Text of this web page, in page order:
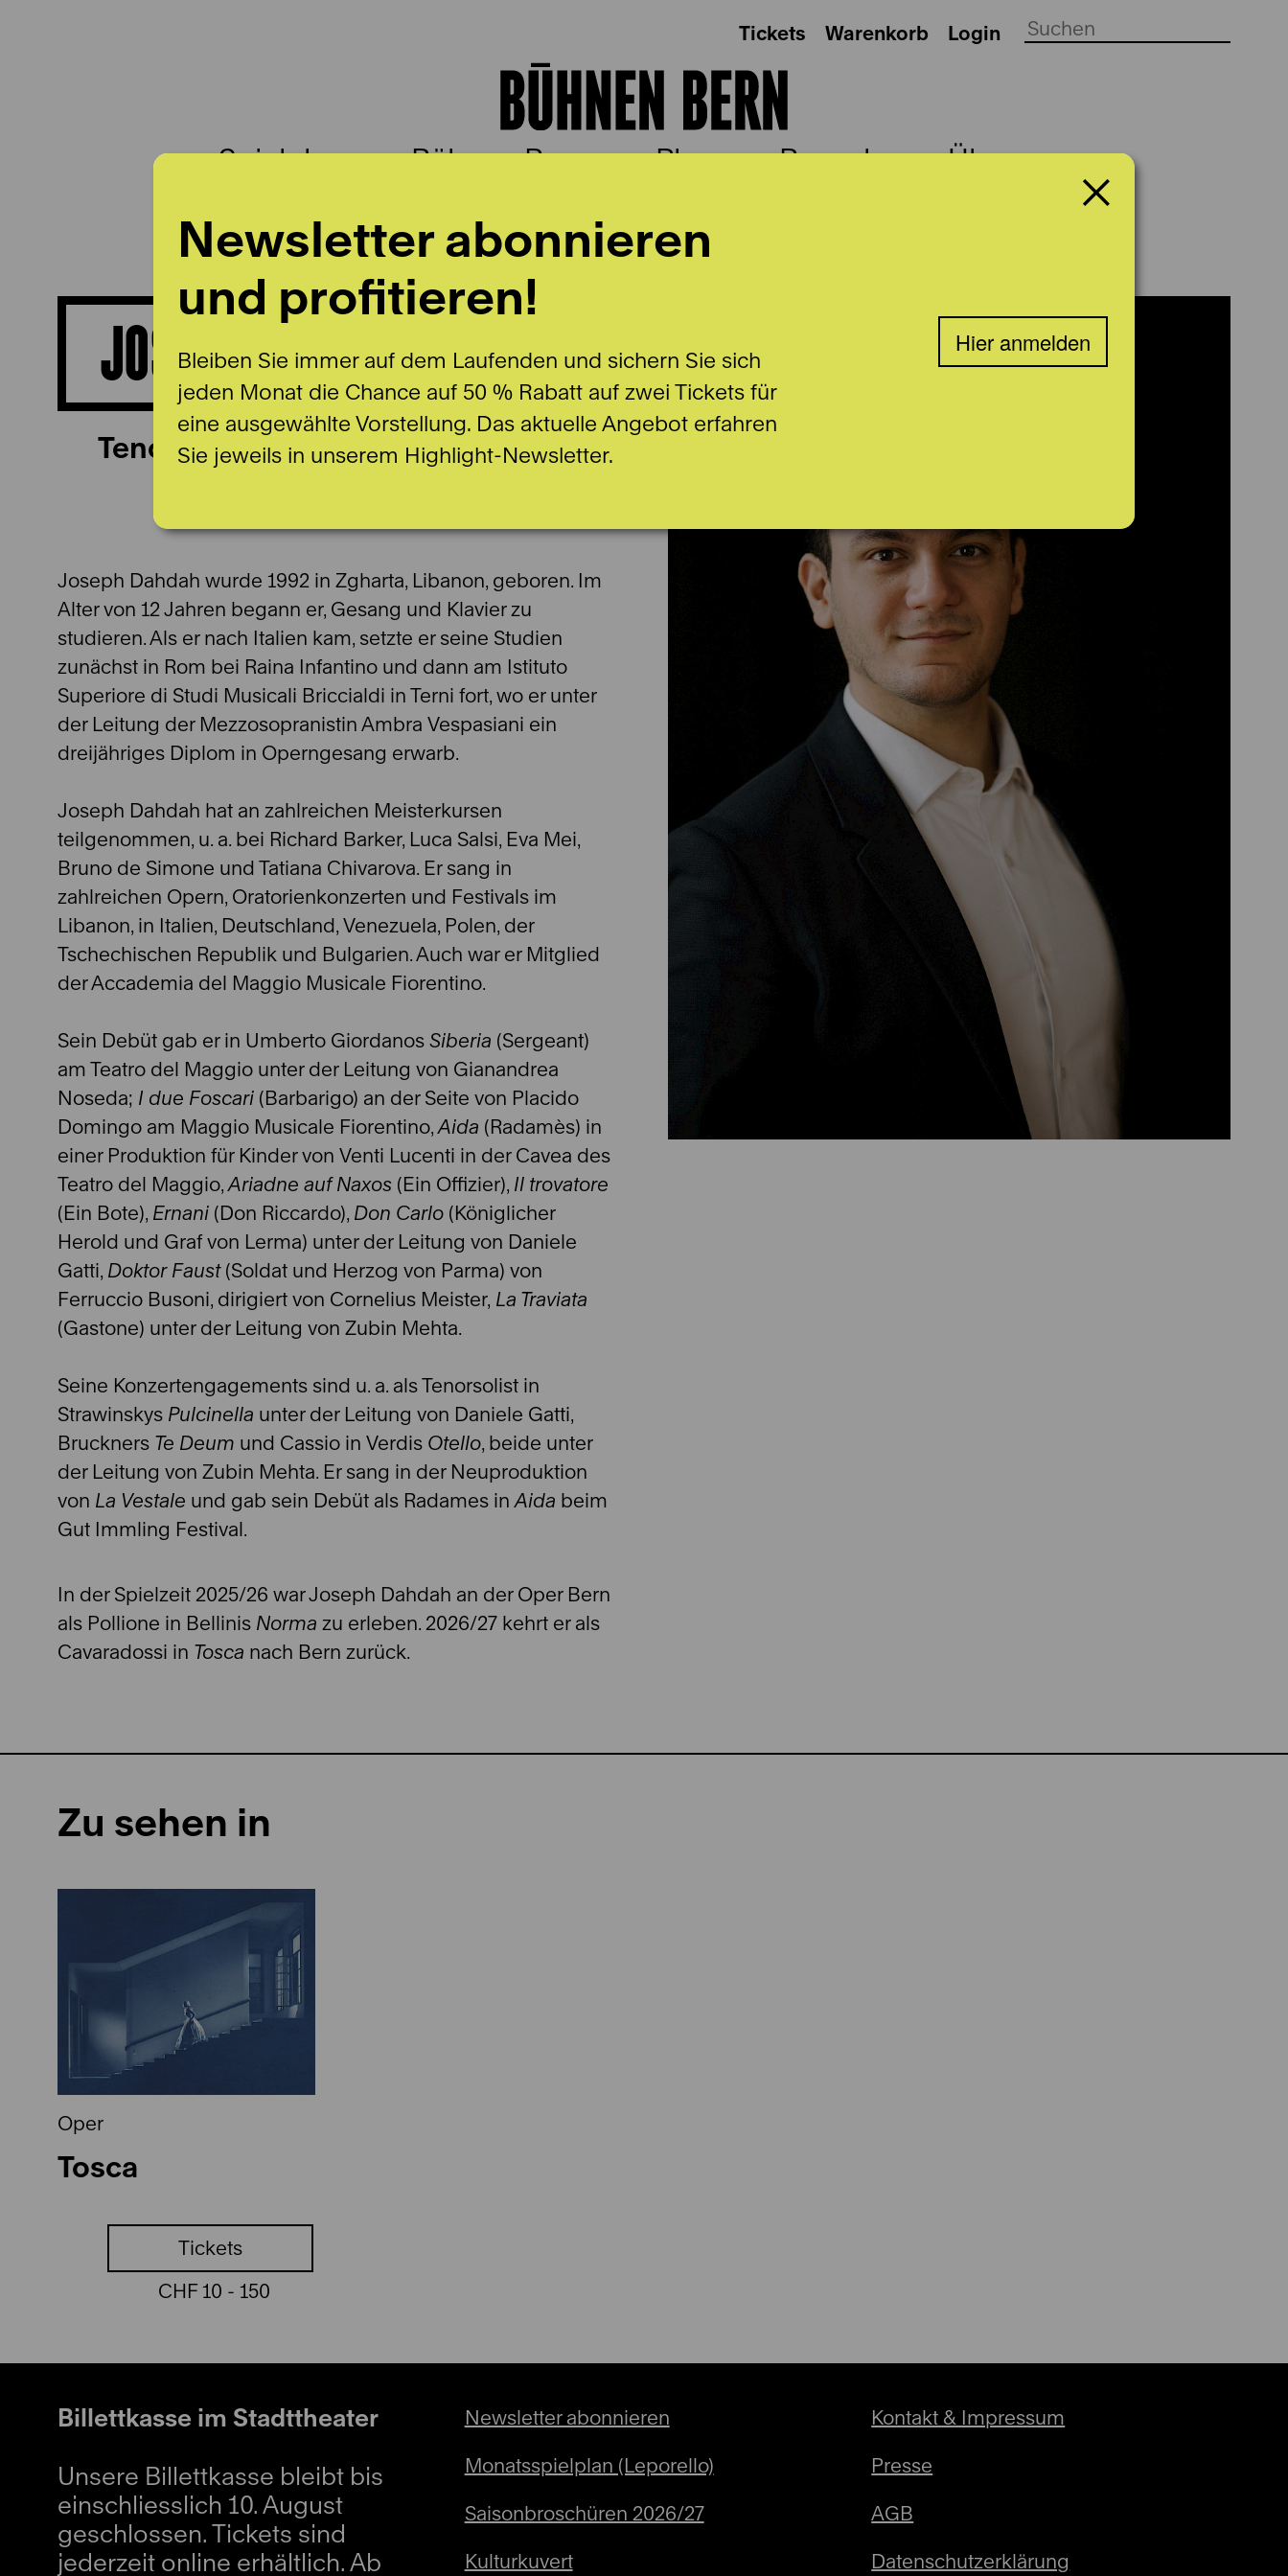
Tickets Warenkorb Login
Spielplan Bühnen Bern Plus Besuch Über uns
JOSEPH DAHDAH
Tenor
Joseph Dahdah wurde 1992 in Zgharta, Libanon, geboren. Im
Alter von 12 Jahren begann er, Gesang und Klavier zu
studieren. Als er nach Italien kam, setzte er seine Studien
zunächst in Rom bei Raina Infantino und dann am Istituto
Superiore di Studi Musicali Briccialdi in Terni fort, wo er unter
der Leitung der Mezzosopranistin Ambra Vespasiani ein
dreijähriges Diplom in Operngesang erwarb.
Joseph Dahdah hat an zahlreichen Meisterkursen
teilgenommen, u. a. bei Richard Barker, Luca Salsi, Eva Mei,
Bruno de Simone und Tatiana Chivarova. Er sang in
zahlreichen Opern, Oratorienkonzerten und Festivals im
Libanon, in Italien, Deutschland, Venezuela, Polen, der
Tschechischen Republik und Bulgarien. Auch war er Mitglied
der Accademia del Maggio Musicale Fiorentino.
Sein Debüt gab er in Umberto Giordanos Siberia (Sergeant)
am Teatro del Maggio unter der Leitung von Gianandrea
Noseda; I due Foscari (Barbarigo) an der Seite von Placido
Domingo am Maggio Musicale Fiorentino, Aida (Radamès) in
einer Produktion für Kinder von Venti Lucenti in der Cavea des
Teatro del Maggio, Ariadne auf Naxos (Ein Offizier), Il trovatore
(Ein Bote), Ernani (Don Riccardo), Don Carlo (Königlicher
Herold und Graf von Lerma) unter der Leitung von Daniele
Gatti, Doktor Faust(Soldat und Herzog von Parma) von
Ferruccio Busoni, dirigiert von Cornelius Meister, La Traviata
(Gastone) unter der Leitung von Zubin Mehta.
Seine Konzertengagements sind u. a. als Tenorsolist in
Strawinskys Pulcinella unter der Leitung von Daniele Gatti,
Bruckners Te Deum und Cassio in Verdis Otello, beide unter
der Leitung von Zubin Mehta. Er sang in der Neuproduktion
von La Vestale und gab sein Debüt als Radames in Aida beim
Gut Immling Festival.
In der Spielzeit 2025/26 war Joseph Dahdah an der Oper Bern
als Pollione in Bellinis Norma zu erleben. 2026/27 kehrt er als
Cavaradossi in Tosca nach Bern zurück.
Zu sehen in
Oper
Tosca
Tickets
CHF 10 - 150
Billettkasse im Stadttheater
Unsere Billettkasse bleibt bis
einschliesslich 10. August
geschlossen. Tickets sind
jederzeit online erhältlich. Ab
Newsletter abonnieren
Monatsspielplan (Leporello)
Saisonbroschüren 2026/27
Kulturkuvert
Kontakt & Impressum
Presse
AGB
Datenschutzerklärung
Newsletter abonnieren
und profitieren!
Bleiben Sie immer auf dem Laufenden und sichern Sie sich
jeden Monat die Chance auf 50 % Rabatt auf zwei Tickets für
eine ausgewählte Vorstellung. Das aktuelle Angebot erfahren
Sie jeweils in unserem Highlight-Newsletter.
Hier anmelden